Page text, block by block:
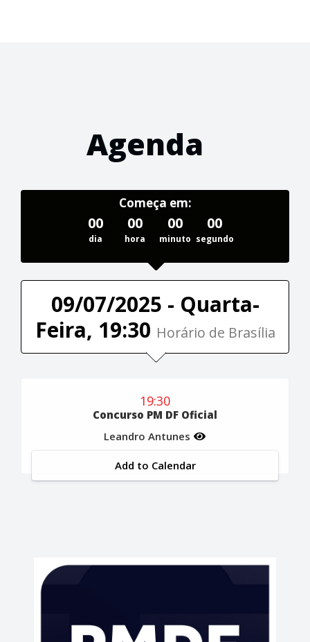
Agenda
Começa em:
00
dia
00
hora
00
minuto
00
segundo
09/07/2025 - Quarta-
Feira, 19:30 Horário de Brasília
19:30
Concurso PM DF Oficial
Leandro Antunes
Add to Calendar